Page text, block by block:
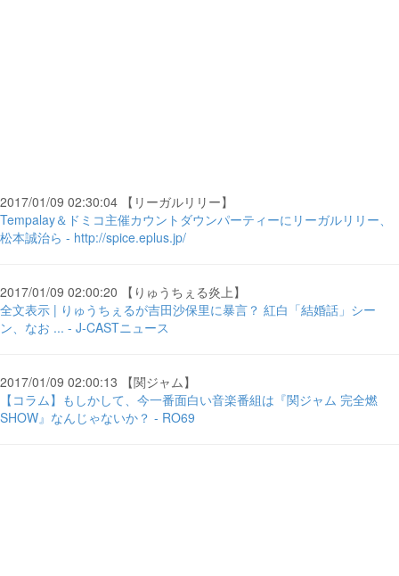
2017/01/09 02:30:04 【リーガルリリー】
Tempalay＆ドミコ主催カウントダウンパーティーにリーガルリリー、
松本誠治ら - http://spice.eplus.jp/
2017/01/09 02:00:20 【りゅうちぇる炎上】
全文表示 | りゅうちぇるが吉田沙保里に暴言？ 紅白「結婚話」シー
ン、なお ... - J-CASTニュース
2017/01/09 02:00:13 【関ジャム】
【コラム】もしかして、今一番面白い音楽番組は『関ジャム 完全燃
SHOW』なんじゃないか？ - RO69